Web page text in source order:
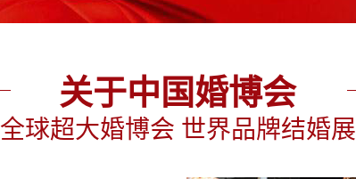
关于中国婚博会
全球超大婚博会 世界品牌结婚展